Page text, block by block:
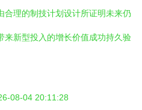
合理的制技计划设计所证明未来仍
来新型投入的增长价值成功持久验
08-04 20:11:28